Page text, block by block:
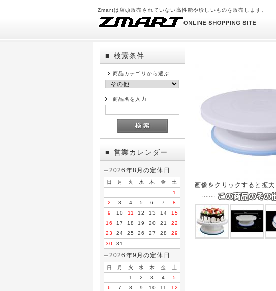
Zmartは店頭販売されていない高性能や珍しいものを販売します。
■ 検索条件
商品カテゴリから選ぶ
商品名を入力
■ 営業カレンダー
2026年8月の定休日
日 月 火 水 木 金
土
1
2
3 4 5 6 7
8
9
10 11 12 13 14
15
16
17 18 19 20 21
22
23
24 25 26 27 28
29
30
31
2026年9月の定休日
日 月 火 水 木 金
土
1
2 3 4
5
6
7 8 9 10 11
12
画像をクリックすると拡大